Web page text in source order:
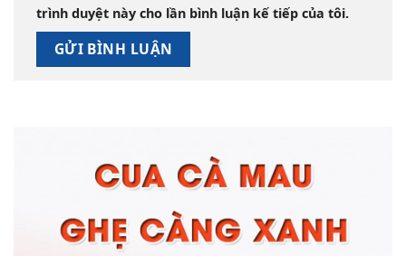
trình duyệt này cho lần bình luận kế tiếp của tôi.